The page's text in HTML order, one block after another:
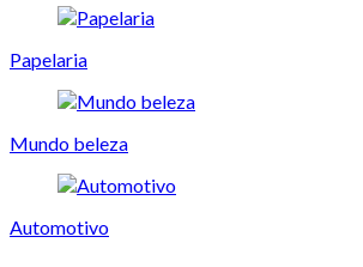
Papelaria
Mundo beleza
Automotivo